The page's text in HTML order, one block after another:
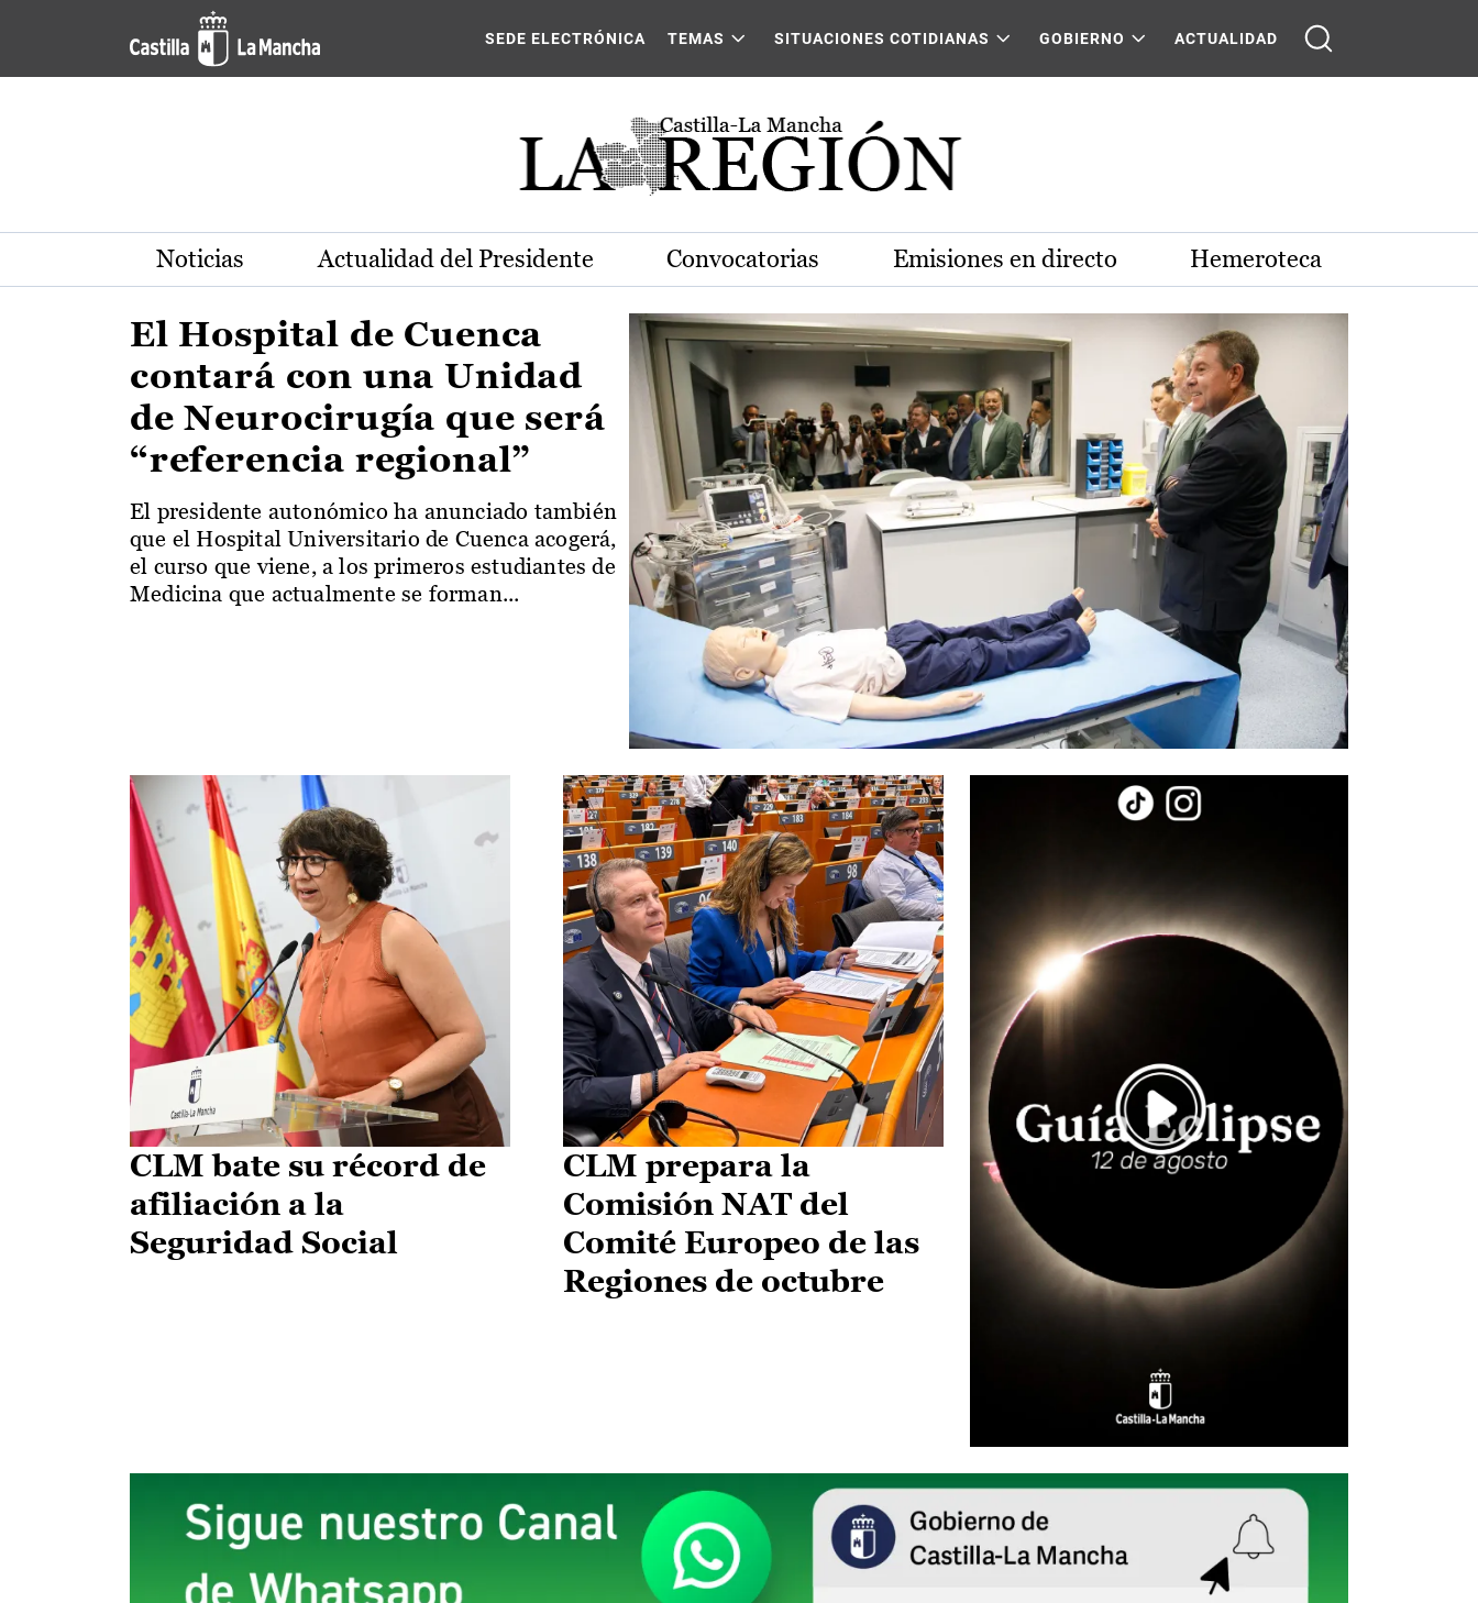
Pasar al contenido principal
Actualidad de la región de Castilla-La Mancha
SEDE ELECTRÓNICA TEMAS SITUACIONES COTIDIANAS GOBIERNO ACTUALIDAD
Noticias Actualidad del Presidente Convocatorias Emisiones en directo Hemeroteca
El Hospital de Cuenca
contará con una Unidad
de Neurocirugía que será
“referencia regional”
El presidente autonómico ha anunciado también
que el Hospital Universitario de Cuenca acogerá,
el curso que viene, a los primeros estudiantes de
Medicina que actualmente se forman...
CLM bate su récord de
afiliación a la
Seguridad Social
CLM prepara la
Comisión NAT del
Comité Europeo de las
Regiones de octubre